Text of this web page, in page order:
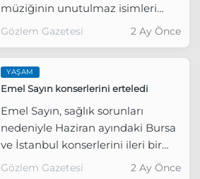
müziğinin unutulmaz isimleri
Edip Akbayram ve Volkan Konak’ı
Gözlem Gazetesi 2 Ay Önce
YAŞAM
Emel Sayın konserlerini erteledi
Emel Sayın, sağlık sorunları
nedeniyle Haziran ayındaki Bursa
ve İstanbul konserlerini ileri bir
tarihe ertelediğini duyurdu.
Gözlem Gazetesi 2 Ay Önce